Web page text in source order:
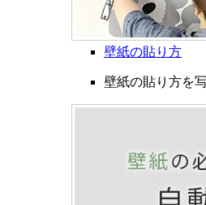
壁紙の貼り方
壁紙の貼り方を